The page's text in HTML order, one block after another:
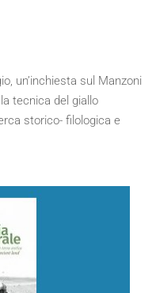
un’inchiesta sul Manzoni
tecnica del giallo
storico- filologica e